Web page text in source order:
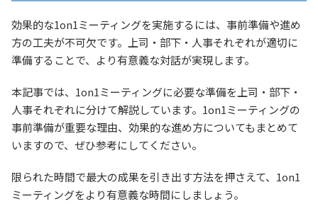
効果的な1on1ミーティングを実施するには、事前準備や進め
方の工夫が不可欠です。上司・部下・人事それぞれが適切に
準備することで、より有意義な対話が実現します。
本記事では、1on1ミーティングに必要な準備を上司・部下・
人事それぞれに分けて解説しています。1on1ミーティングの
事前準備が重要な理由、効果的な進め方についてもまとめて
いますので、ぜひ参考にしてください。
限られた時間で最大の成果を引き出す方法を押さえて、1on1
ミーティングをより有意義な時間にしましょう。